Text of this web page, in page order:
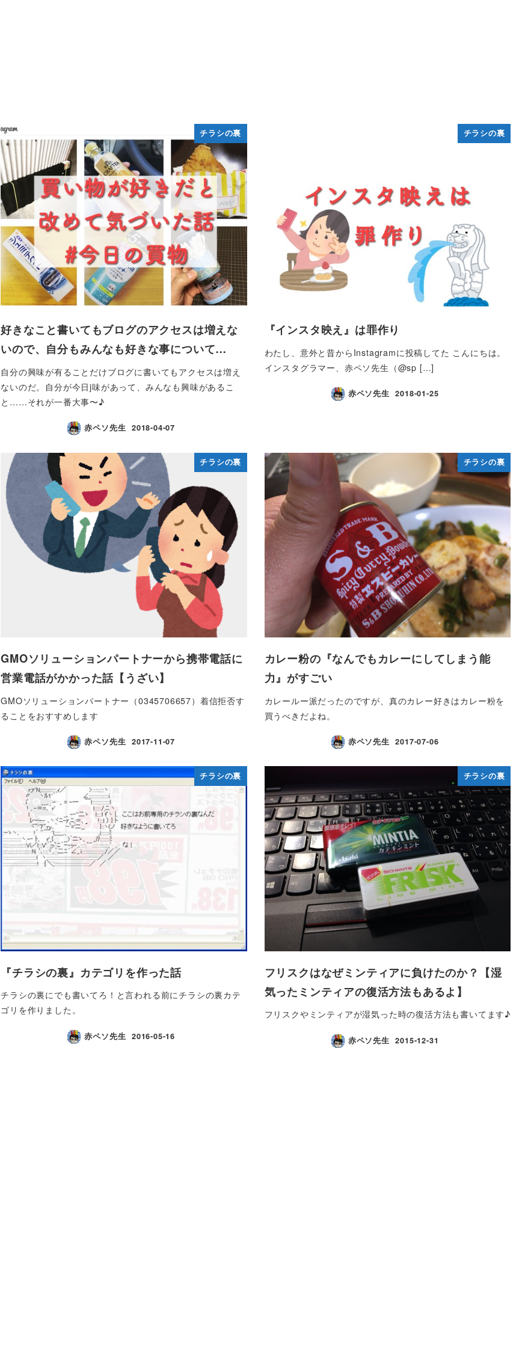
チラシの裏
好きなこと書いてもブログのアクセスは増えな
いので、自分もみんなも好きな事について…
自分の興味が有ることだけブログに書いてもアクセスは増え
ないのだ。自分が今日j味があって、みんなも興味があるこ
と……それが一番大事〜♪
赤ペソ先生 2018-04-07
チラシの裏
『インスタ映え』は罪作り
わたし、意外と昔からInstagramに投稿してた こんにちは。
インスタグラマー、赤ペソ先生（@sp […]
赤ペソ先生 2018-01-25
チラシの裏
GMOソリューションパートナーから携帯電話に
営業電話がかかった話【うざい】
GMOソリューションパートナー（0345706657）着信拒否す
ることをおすすめします
赤ペソ先生 2017-11-07
チラシの裏
カレー粉の『なんでもカレーにしてしまう能
力』がすごい
カレールー派だったのですが、真のカレー好きはカレー粉を
買うべきだよね。
赤ペソ先生 2017-07-06
チラシの裏
『チラシの裏』カテゴリを作った話
チラシの裏にでも書いてろ！と言われる前にチラシの裏カテ
ゴリを作りました。
赤ペソ先生 2016-05-16
チラシの裏
フリスクはなぜミンティアに負けたのか？【湿
気ったミンティアの復活方法もあるよ】
フリスクやミンティアが湿気った時の復活方法も書いてます♪
赤ペソ先生 2015-12-31